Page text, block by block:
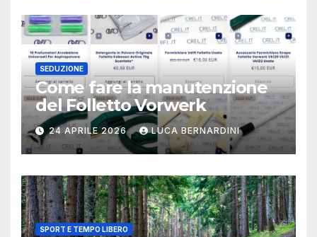
SEDUZIONE
Come fare la manutenzione
del Folletto Vorwerk
24 APRILE 2026 LUCA BERNARDINI
SPORT E TEMPO LIBERO